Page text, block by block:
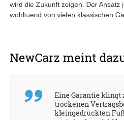
wird die Zukunft zeigen. Der Ansatz
wohltuend von vielen klassischen
NewCarz meint
Eine Garantie klingt
trockenen
kleingedruckten